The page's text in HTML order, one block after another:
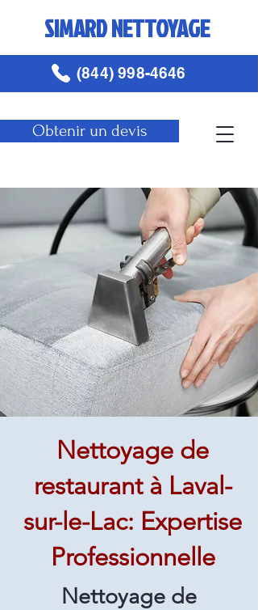
SIMARD NETTOYAGE
Obtenir un devis
(844) 998-4646
Nettoyage de
restaurant à Laval-
sur-le-Lac: Expertise
Professionnelle
Nettoyage de